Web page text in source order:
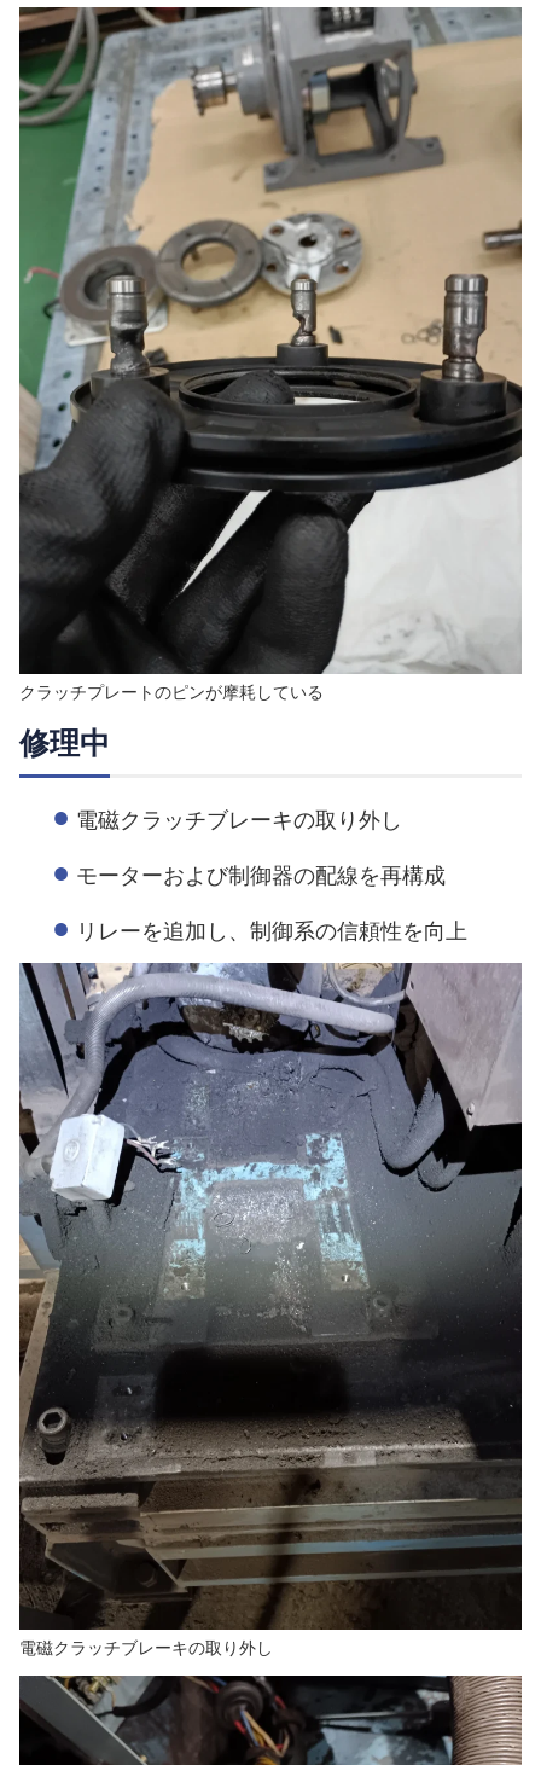
クラッチプレートのピンが摩耗している
修理中
電磁クラッチブレーキの取り外し
モーターおよび制御器の配線を再構成
リレーを追加し、制御系の信頼性を向上
電磁クラッチブレーキの取り外し